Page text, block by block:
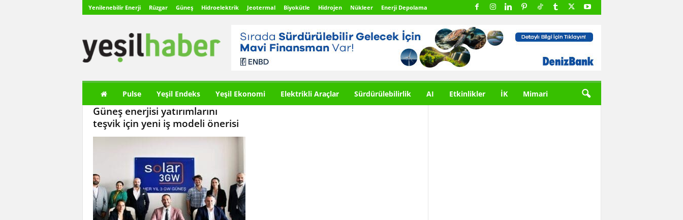
Yenilenebilir Enerji Rüzgar Güneş Hidroelektrik Jeotermal Biyokütle Hidrojen Nükleer Enerji Depolama
ş
Pulse Yeşil Endeks Yeşil Ekonomi Elektrikli Araçlar Sürdürülebilirlik AI Etkinlikler İK Mimari
Güneş enerjisi yatırımlarını
teşvik için yeni iş modeli önerisi